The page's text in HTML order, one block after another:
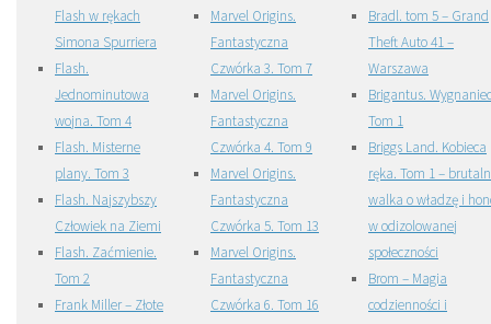
Flash w rękach
Simona Spurriera
Flash.
Jednominutowa
wojna. Tom 4
Flash. Misterne
plany. Tom 3
Flash. Najszybszy
Człowiek na Ziemi
Flash. Zaćmienie.
Tom 2
Frank Miller – Złote
Marvel Origins.
Fantastyczna
Czwórka 3. Tom 7
Marvel Origins.
Fantastyczna
Czwórka 4. Tom 9
Marvel Origins.
Fantastyczna
Czwórka 5. Tom 13
Marvel Origins.
Fantastyczna
Czwórka 6. Tom 16
Bradl. tom 5 – Grand
Theft Auto 41 –
Warszawa
Brigantus.
Tom 1
Briggs Land. Kobieca
ręka. Tom 1 –
walka o władzę i
w odizolowanej
społeczności
Brom – Magia
codzienności i